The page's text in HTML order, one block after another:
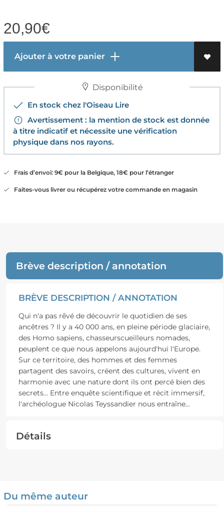
20,90€
Ajouter à votre panier
Disponibilité
En stock chez l'Oiseau Lire
Avertissement : la mention de stock est donnée
à titre indicatif et nécessite une vérification
physique dans nos rayons.
Frais d’envoi: 9€ pour la Belgique, 18€ pour l’étranger
Faites-vous livrer ou récupérez votre commande en magasin
Brève description / annotation
BRÈVE DESCRIPTION / ANNOTATION
Qui n'a pas rêvé de découvrir le quotidien de ses
ancêtres ? Il y a 40 000 ans, en pleine période glaciaire,
des Homo sapiens, chasseurscueilleurs nomades,
peuplent ce que nous appelons aujourd'hui l'Europe.
Sur ce territoire, des hommes et des femmes
partagent des savoirs, créent des cultures, vivent en
harmonie avec une nature dont ils ont percé bien des
secrets... Entre enquête scientifique et récit immersif,
l'archéologue Nicolas Teyssandier nous entraîne...
Détails
Du même auteur